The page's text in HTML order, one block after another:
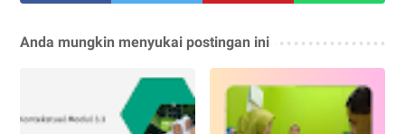
Anda mungkin menyukai postingan ini